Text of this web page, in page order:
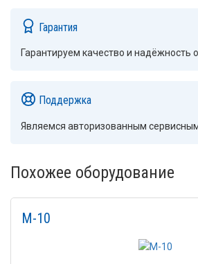
Гарантия
Гарантируем качество и надёжность
Поддержка
Являемся авторизованным
Похожее оборудование
M-10